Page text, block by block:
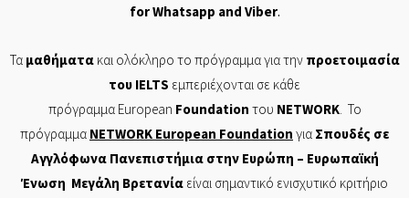
forWhatsapp and Viber.
Τα μαθήματα και ολόκληρο το πρόγραμμα για την προετοιμασία
του IELTS εμπεριέχονται σε κάθε
πρόγραμμαEuropean Foundation του NETWORK. Το
πρόγραμμα NETWORK European Foundation για Σπουδές σε
Αγγλόφωνα Πανεπιστήμια στην Ευρώπη – Ευρωπαϊκή
Ένωση Μεγάλη Βρετανία είναι σημαντικό ενισχυτικό κριτήριο